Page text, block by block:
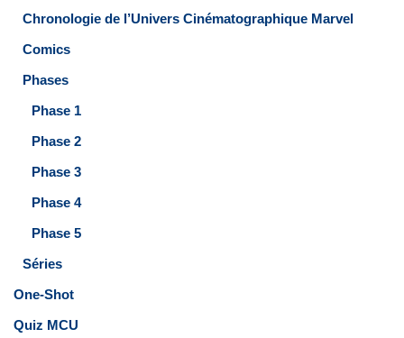
Chronologie de l’Univers Cinématographique Marvel
Comics
Phases
Phase 1
Phase 2
Phase 3
Phase 4
Phase 5
Séries
One-Shot
Quiz MCU